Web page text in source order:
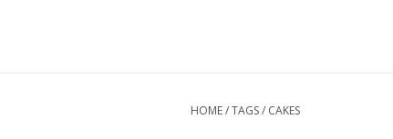
HOME/TAGS/ CAKES